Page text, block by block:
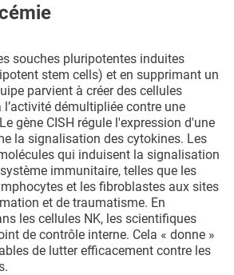
souches pluripotentes induites
stem cells) et en supprimant un
parvient à créer des cellules
démultipliée contre une
gène CISH régule l'expression d'une
la signalisation des cytokines. Les
qui induisent la signalisation
immunitaire, telles que les
et les fibroblastes aux sites
et de traumatisme. En
les cellules NK, les scientifiques
de contrôle interne. Cela « donne »
de lutter efficacement contre les